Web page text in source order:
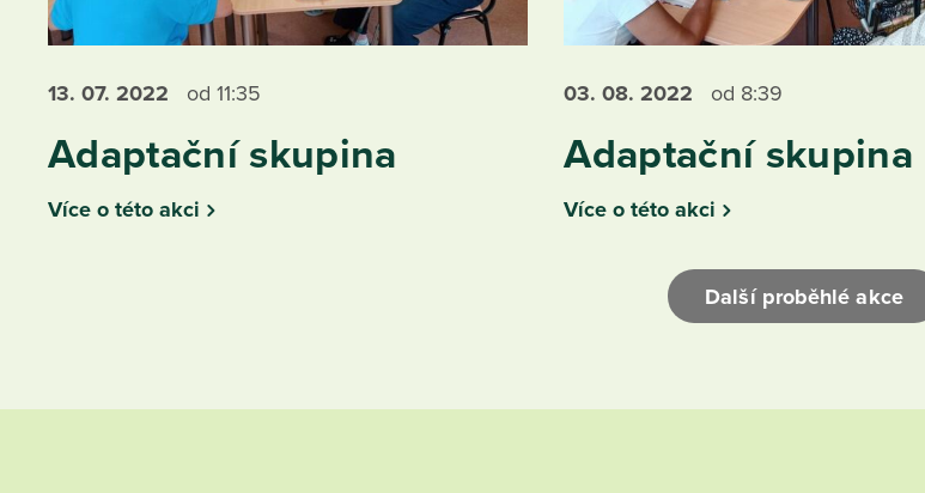
13. 07. 2022 od 11:35
Adaptační skupina
Více o této akci
03. 08.2022 od 8:39
Adaptační skupina
Více o této akci
Další proběhlé akce